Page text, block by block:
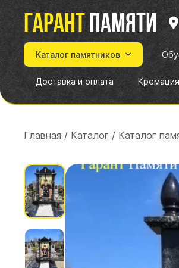
Гарантпамяти
Каталог памятников
Доставка и оплата Кремация
Главная / Каталог / Каталог